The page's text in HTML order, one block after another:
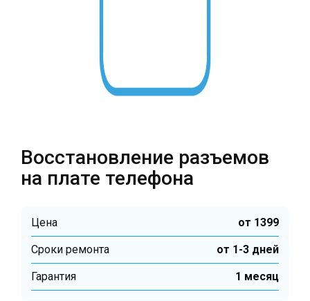
Восстановление разъемов
на плате телефона
Цена от 1399
Cроки ремонта от 1-3 дней
Гарантия 1 месяц